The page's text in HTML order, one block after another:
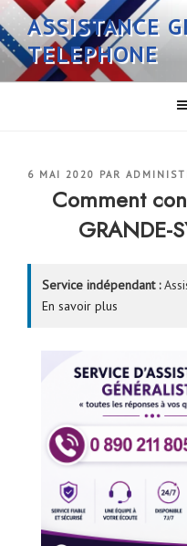
Aller
au
contenu
principal
ASSISTANCE
TELEPHONE
PUBLIÉ
6 MAI 2020 PAR
Comment
GRANDE-
Service indépendant :
En savoir plus